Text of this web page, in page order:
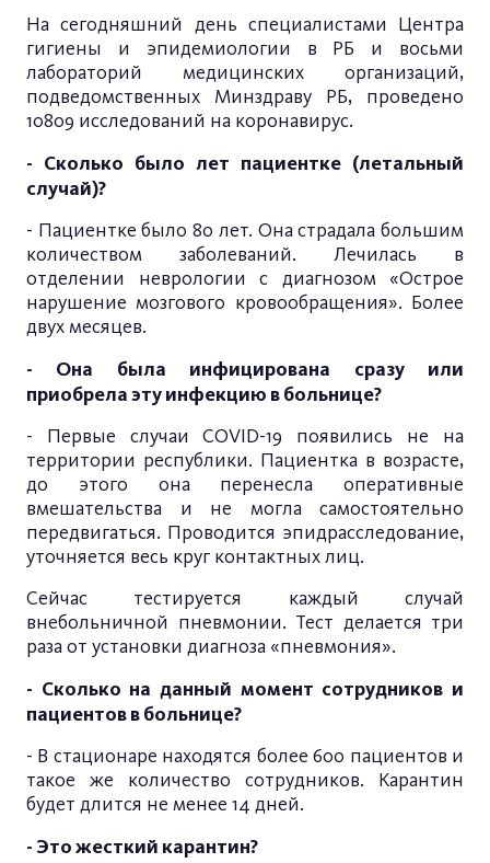
На сегодняшний день специалистами Центра
гигиены и эпидемиологии в РБ и восьми
лабораторий медицинских организаций,
подведомственных Минздраву РБ, проведено
10809 исследований на коронавирус.
- Сколько было лет пациентке (летальный
случай)?
- Пациентке было 80 лет. Она страдала большим
количеством заболеваний. Лечилась в
отделении неврологии с диагнозом «Острое
нарушение мозгового кровообращения». Более
двух месяцев.
- Она была инфицирована сразу или
приобрела эту инфекцию в больнице?
- Первые случаи COVID-19 появились не на
территории республики. Пациентка в возрасте,
до этого она перенесла оперативные
вмешательства и не могла самостоятельно
передвигаться. Проводится эпидрасследование,
уточняется весь круг контактных лиц.
Сейчас тестируется каждый случай
внебольничной пневмонии. Тест делается три
раза от установки диагноза «пневмония».
- Сколько на данный момент сотрудников и
пациентов в больнице?
- В стационаре находятся более 600 пациентов и
такое же количество сотрудников. Карантин
будет длится не менее 14 дней.
- Это жесткий карантин?